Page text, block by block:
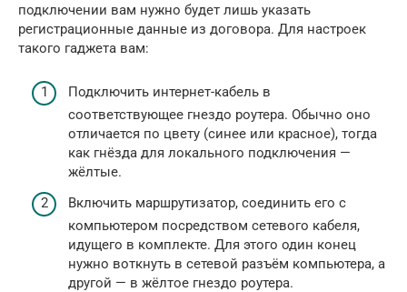
подключении вам нужно будет лишь указать
регистрационные данные из договора. Для настроек
такого гаджета вам:
Подключить интернет-кабель в
соответствующее гнездо роутера. Обычно оно
отличается по цвету (синее или красное), тогда
как гнёзда для локального подключения —
жёлтые.
Включить маршрутизатор, соединить его с
компьютером посредством сетевого кабеля,
идущего в комплекте. Для этого один конец
нужно воткнуть в сетевой разъём компьютера, а
другой — в жёлтое гнездо роутера.